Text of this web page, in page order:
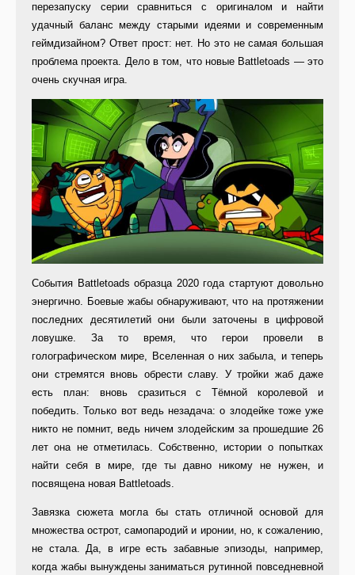
перезапуску серии сравниться с оригиналом и найти
удачный баланс между старыми идеями и современным
геймдизайном? Ответ прост: нет. Но это не самая большая
проблема проекта. Дело в том, что новые Battletoads — это
очень скучная игра.
События Battletoads образца 2020 года стартуют довольно
энергично. Боевые жабы обнаруживают, что на протяжении
последних десятилетий они были заточены в цифровой
ловушке. За то время, что герои провели в
голографическом мире, Вселенная о них забыла, и теперь
они стремятся вновь обрести славу. У тройки жаб даже
есть план: вновь сразиться с Тёмной королевой и
победить. Только вот ведь незадача: о злодейке тоже уже
никто не помнит, ведь ничем злодейским за прошедшие 26
лет она не отметилась. Собственно, истории о попытках
найти себя в мире, где ты давно никому не нужен, и
посвящена новая Battletoads.
Завязка сюжета могла бы стать отличной основой для
множества острот, самопародий и иронии, но, к сожалению,
не стала. Да, в игре есть забавные эпизоды, например,
когда жабы вынуждены заниматься рутинной повседневной